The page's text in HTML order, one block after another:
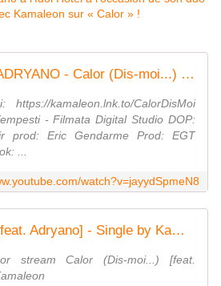
KAMALEON feat. ADRYANO - Calor (Dis-moi...) (Official Video)
kamaleon.lnk.to/CalorDisMoi
- Filmata Digital Studio DOP:
prod: Eric Gendarme Prod: EGT
...
watch?v=jayydSpmeN8
Calor (Dis-moi...) [feat. Adryano] - Single by Kamaleon
stream Calor (Dis-moi...) [feat.